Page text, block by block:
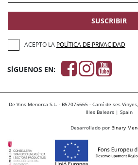
SUSCRIBIR
ACEPTO LA POLÍTICA DE PRIVACIDAD
SÍGUENOS EN:
De Vins Menorca S.L. - B57075665 - Camí de ses
Illes Balears | Spain
Desarrollado por Binary